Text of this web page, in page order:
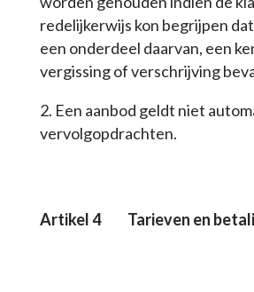
redelijkerwijs kon begrijpen
een onderdeel daarvan, een
vergissing of verschrijving
Een aanbod geldt niet
vervolgopdrachten.
Artikel 4 Tarieven en